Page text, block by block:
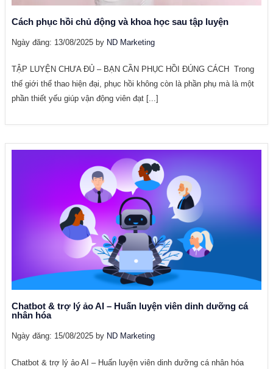
Cách phục hồi chủ động và khoa học sau tập luyện
Ngày đăng: 13/08/2025 by ND Marketing
TẬP LUYỆN CHƯA ĐỦ – BẠN CẦN PHỤC HỒI ĐÚNG CÁCH Trong
thế giới thể thao hiện đại, phục hồi không còn là phần phụ mà là một
phần thiết yếu giúp vận động viên đạt [...]
Chatbot & trợ lý ảo AI – Huấn luyện viên dinh dưỡng cá
nhân hóa
Ngày đăng: 15/08/2025 by ND Marketing
Chatbot & trợ lý ảo AI – Huấn luyện viên dinh dưỡng cá nhân hóa